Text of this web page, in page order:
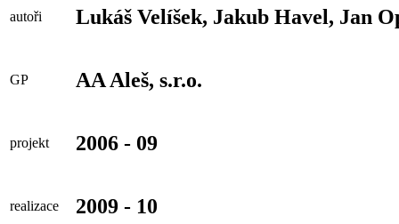
autoři Lukáš Velíšek, Jakub Havel, Jan
GP AA Aleš, s.r.o.
projekt 2006 - 09
realizace 2009 - 10